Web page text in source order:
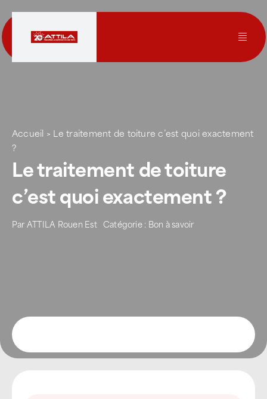
au
contenu
Nos agences
Votre toit
Accueil > Le traitement de toiture c’est quoi exactement
?
Le traitement de toiture
c’est quoi exactement ?
ParATTILA Rouen Est Catégorie : Bon à savoir